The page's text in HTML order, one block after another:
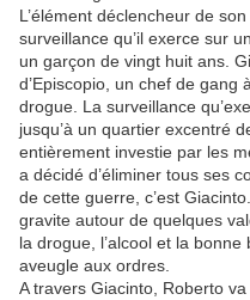
L’élément déclencheur de
surveillance qu’il exerce sur
un garçon de vingt huit ans.
d’Episcopio, un chef de gang
drogue. La surveillance
jusqu’à un quartier excentré
entièrement investie par les
a décidé d’éliminer tous ses
de cette guerre, c’est
gravite autour de quelques
la drogue, l’alcool et la bonne
aveugle aux ordres.
A travers Giacinto, Roberto